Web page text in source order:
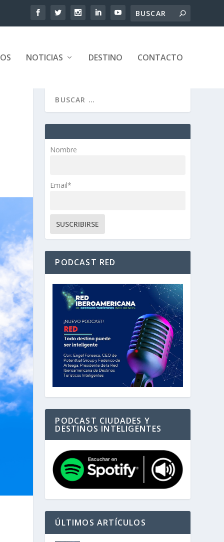
NOTICIAS DESTINO CONTACTO
Nombre
Email*
PODCAST RED
PODCAST CIUDADES Y
DESTINOS INTELIGENTES
ÚLTIMOS ARTÍCULOS